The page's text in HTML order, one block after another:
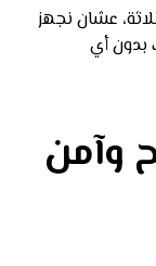
عشان نجهز
بدون أي
وآمن